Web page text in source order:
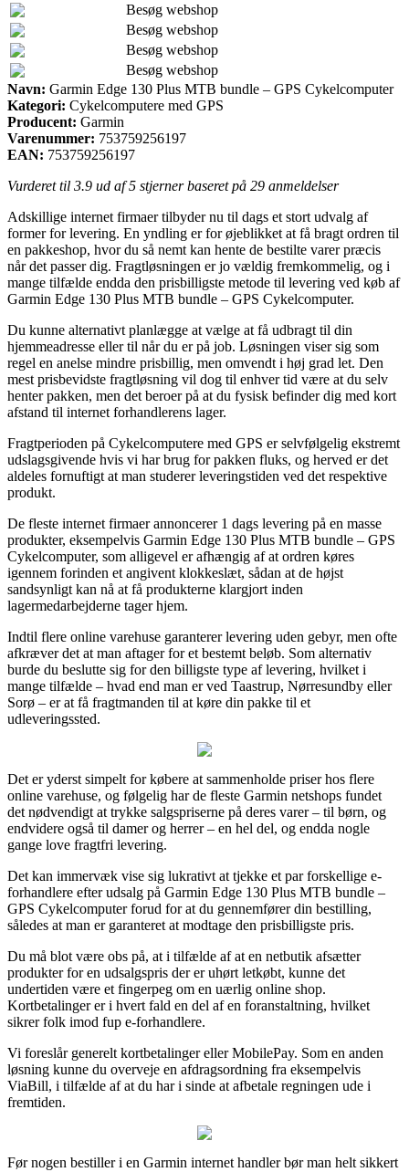
Besøg webshop
Besøg webshop
Besøg webshop
Besøg webshop
Navn: Garmin Edge 130 Plus MTB bundle – GPS Cykelcomputer
Kategori: Cykelcomputere med GPS
Producent: Garmin
Varenummer: 753759256197
EAN: 753759256197
Vurderet til 3.9 ud af 5 stjerner baseret på 29 anmeldelser
Adskillige internet firmaer tilbyder nu til dags et stort udvalg af
former for levering. En yndling er for øjeblikket at få bragt ordren til
en pakkeshop, hvor du så nemt kan hente de bestilte varer præcis
når det passer dig. Fragtløsningen er jo vældig fremkommelig, og i
mange tilfælde endda den prisbilligste metode til levering ved køb af
Garmin Edge 130 Plus MTB bundle – GPS Cykelcomputer.
Du kunne alternativt planlægge at vælge at få udbragt til din
hjemmeadresse eller til når du er på job. Løsningen viser sig som
regel en anelse mindre prisbillig, men omvendt i høj grad let. Den
mest prisbevidste fragtløsning vil dog til enhver tid være at du selv
henter pakken, men det beroer på at du fysisk befinder dig med kort
afstand til internet forhandlerens lager.
Fragtperioden på Cykelcomputere med GPS er selvfølgelig ekstremt
udslagsgivende hvis vi har brug for pakken fluks, og herved er det
aldeles fornuftigt at man studerer leveringstiden ved det respektive
produkt.
De fleste internet firmaer annoncerer 1 dags levering på en masse
produkter, eksempelvis Garmin Edge 130 Plus MTB bundle – GPS
Cykelcomputer, som alligevel er afhængig af at ordren køres
igennem forinden et angivent klokkeslæt, sådan at de højst
sandsynligt kan nå at få produkterne klargjort inden
lagermedarbejderne tager hjem.
Indtil flere online varehuse garanterer levering uden gebyr, men ofte
afkræver det at man aftager for et bestemt beløb. Som alternativ
burde du beslutte sig for den billigste type af levering, hvilket i
mange tilfælde – hvad end man er ved Taastrup, Nørresundby eller
Sorø – er at få fragtmanden til at køre din pakke til et
udleveringssted.
Det er yderst simpelt for købere at sammenholde priser hos flere
online varehuse, og følgelig har de fleste Garmin netshops fundet
det nødvendigt at trykke salgspriserne på deres varer – til børn, og
endvidere også til damer og herrer – en hel del, og endda nogle
gange love fragtfri levering.
Det kan immervæk vise sig lukrativt at tjekke et par forskellige e-
forhandlere efter udsalg på Garmin Edge 130 Plus MTB bundle –
GPS Cykelcomputer forud for at du gennemfører din bestilling,
således at man er garanteret at modtage den prisbilligste pris.
Du må blot være obs på, at i tilfælde af at en netbutik afsætter
produkter for en udsalgspris der er uhørt letkøbt, kunne det
undertiden være et fingerpeg om en uærlig online shop.
Kortbetalinger er i hvert fald en del af en foranstaltning, hvilket
sikrer folk imod fup e-forhandlere.
Vi foreslår generelt kortbetalinger eller MobilePay. Som en anden
løsning kunne du overveje en afdragsordning fra eksempelvis
ViaBill, i tilfælde af at du har i sinde at afbetale regningen ude i
fremtiden.
Før nogen bestiller i en Garmin internet handler bør man helt sikkert